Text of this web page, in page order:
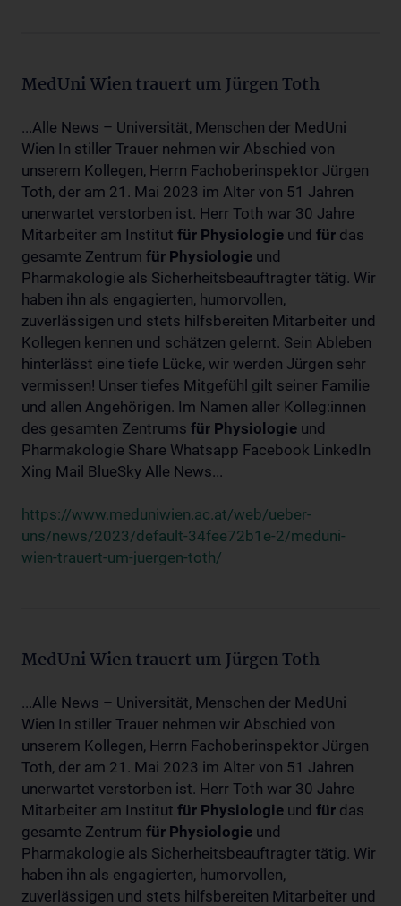
MedUni Wien trauert um Jürgen Toth
...Alle News – Universität, Menschen der MedUni
Wien In stiller Trauer nehmen wir Abschied von
unserem Kollegen, Herrn Fachoberinspektor Jürgen
Toth, der am 21. Mai 2023 im Alter von 51 Jahren
unerwartet verstorben ist. Herr Toth war 30 Jahre
Mitarbeiter am Institut für Physiologie und für das
gesamte Zentrum für Physiologie und
Pharmakologie als Sicherheitsbeauftragter tätig. Wir
haben ihn als engagierten, humorvollen,
zuverlässigen und stets hilfsbereiten Mitarbeiter und
Kollegen kennen und schätzen gelernt. Sein Ableben
hinterlässt eine tiefe Lücke, wir werden Jürgen sehr
vermissen! Unser tiefes Mitgefühl gilt seiner Familie
und allen Angehörigen. Im Namen aller Kolleg:innen
des gesamten Zentrums für Physiologie und
Pharmakologie Share Whatsapp Facebook LinkedIn
Xing Mail BlueSky Alle News...
https://www.meduniwien.ac.at/web/ueber-
uns/news/2023/default-34fee72b1e-2/meduni-
wien-trauert-um-juergen-toth/
MedUni Wien trauert um Jürgen Toth
...Alle News – Universität, Menschen der MedUni
Wien In stiller Trauer nehmen wir Abschied von
unserem Kollegen, Herrn Fachoberinspektor Jürgen
Toth, der am 21. Mai 2023 im Alter von 51 Jahren
unerwartet verstorben ist. Herr Toth war 30 Jahre
Mitarbeiter am Institut für Physiologie und für das
gesamte Zentrum für Physiologie und
Pharmakologie als Sicherheitsbeauftragter tätig. Wir
haben ihn als engagierten, humorvollen,
zuverlässigen und stets hilfsbereiten Mitarbeiter und